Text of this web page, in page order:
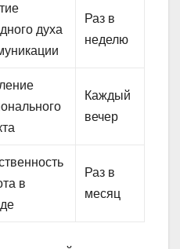
духа
Раз в
неделю
Каждый
вечер
в
Раз в
месяц